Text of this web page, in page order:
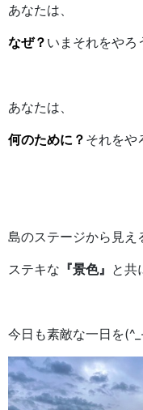
あなたは、
なぜ？ いまそれをやろ
あなたは、
何のために？ それをや
島のステージから見え
ステキな 『景色』 と共
今日も素敵な一日を